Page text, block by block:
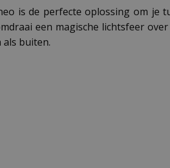
is de perfecte oplossing om
een magische lichtsfeer
buiten.